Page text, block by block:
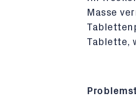
Masse
Tablette,